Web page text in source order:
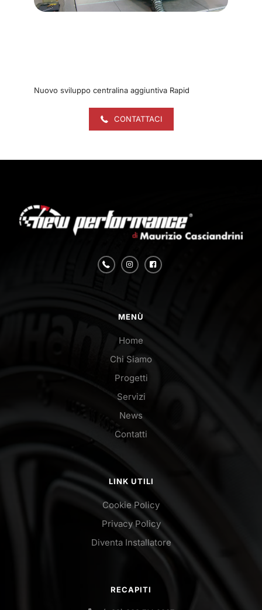
Nuovo sviluppo centralina aggiuntiva Rapid
CONTATTACI
MENÙ
Home
Chi Siamo
Progetti
Servizi
News
Contatti
LINK UTILI
Cookie Policy
Privacy Policy
Diventa Installatore
RECAPITI